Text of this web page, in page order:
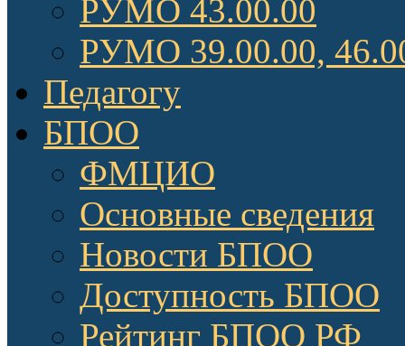
РУМО 43.00.00
РУМО 39.00.00,
Педагогу
БПОО
ФМЦИО
Основные сведения
Новости БПОО
Доступность БПОО
Рейтинг БПОО РФ